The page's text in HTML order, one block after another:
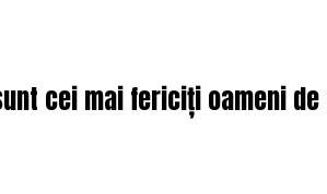
cei mai fericiți oameni